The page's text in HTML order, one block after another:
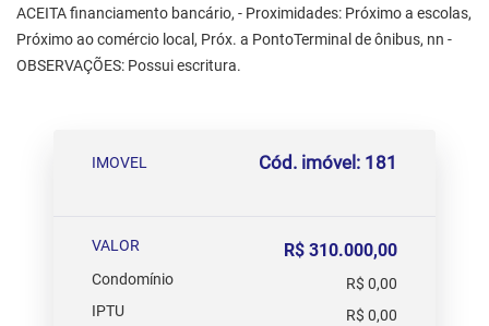
ACEITA financiamento bancário, - Proximidades: Próximo a escolas,
Próximo ao comércio local, Próx. a PontoTerminal de ônibus, nn -
OBSERVAÇÕES: Possui escritura.
IMOVEL Cód. imóvel: 181
VALOR R$ 310.000,00
Condomínio
R$ 0,00
IPTU
R$ 0,00